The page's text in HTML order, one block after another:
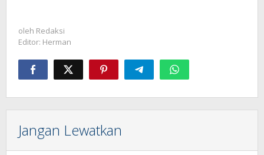
oleh Redaksi
Editor: Herman
Jangan Lewatkan